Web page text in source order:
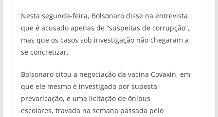
Nesta segunda-feira, Bolsonaro disse na entrevista
que é acusado apenas de “suspeitas de corrupção”,
mas que os casos sob investigação não chegaram a
se concretizar.
Bolsonaro citou a negociação da vacina Covaxin, em
que ele mesmo é investigado por suposta
prevaricação, e uma licitação de ônibus
escolares, travada na semana passada pelo